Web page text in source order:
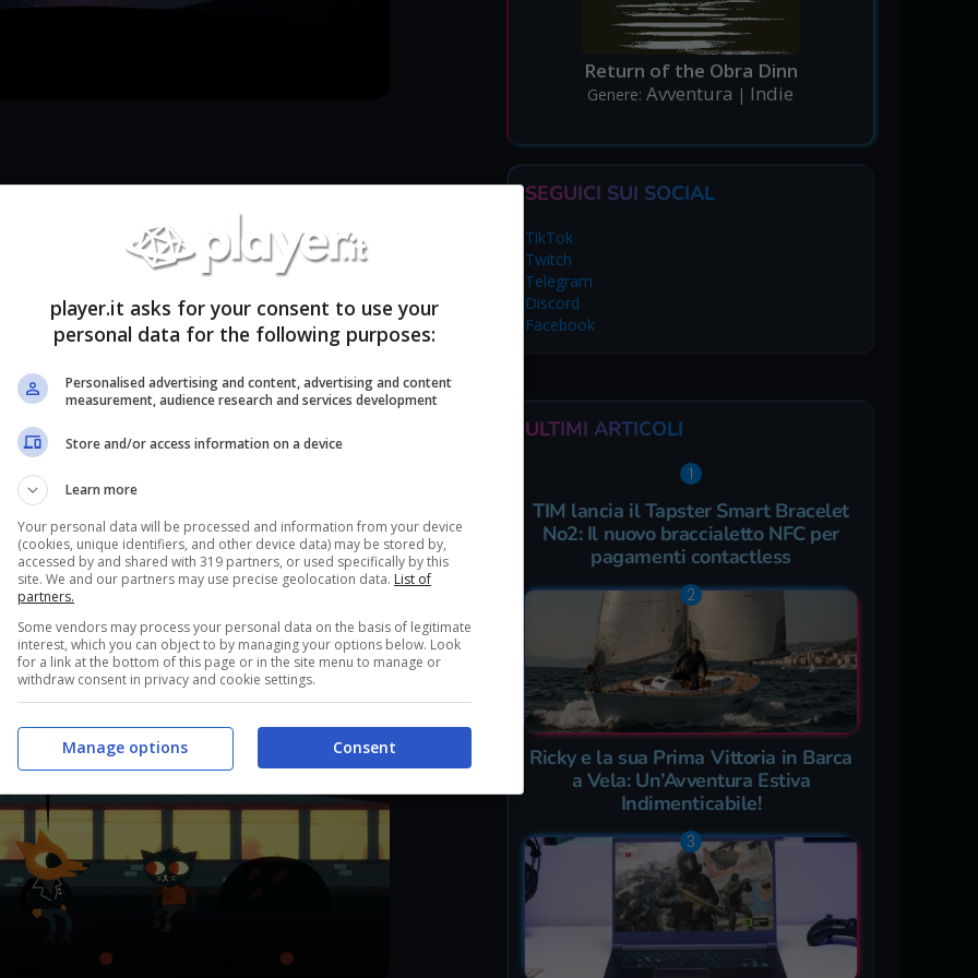
nel mondo di Possum Springs,
dallo schermo senza dare al videogioco una
davvero per le strade gli abitanti di questa
funziona benissimo per quanto riguarda
personaggi, dato che l’opzionalità ci
e rafforzare
anche se non si somiglia a nessuno
Return of the Obra Dinn
Genere:Avventura | Indie
SEGUICI SUI SOCIAL
TikTok
Twitch
Telegram
Discord
Facebook
ULTIMI ARTICOLI
TIM lancia il Tapster Smart Bracelet
No2: Il nuovo braccialetto NFC per
pagamenti contactless
Ricky e la sua Prima Vittoria in Barca
a Vela: Un’Avventura Estiva
Indimenticabile!
player.it asks for your consent to use your
personal data for the following purposes:
Personalised advertising and content, advertising and content
measurement, audience research and services development
Store and/or access information on a device
Learn more
Your personal data will be processed and information from your device
(cookies, unique identifiers, and other device data) may be stored by,
accessed by and shared with 319 partners, or used specifically by this
site. We and our partners may use precise geolocation data. List of
partners.
Some vendors may process your personal data on the basis of legitimate
interest, which you can object to by managing your options below. Look
for a link at the bottom of this page or in the site menu to manage or
withdraw consent in privacy and cookie settings.
Consent
Manage options